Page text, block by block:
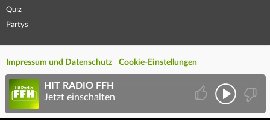
Quiz
Partys
Impressum und Datenschutz Cookie-Einstellungen
HIT RADIO FFH
Jetzt einschalten